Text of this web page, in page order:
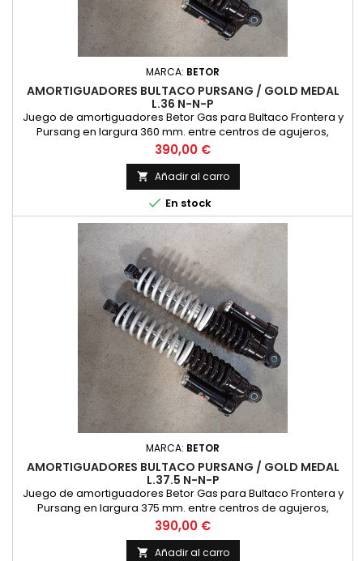
MARCA: BETOR
AMORTIGUADORES BULTACO PURSANG / GOLD MEDAL
L.36 N-N-P
Juego de amortiguadores Betor Gas para Bultaco Frontera y
Pursang en largura 360 mm. entre centros de agujeros,
acabado con cuerpo negro y un dos muelles cromados,
precio por pareja de amortiguadores.
Precio
390,00 €
 Añadir al carro
 En stock
MARCA: BETOR
AMORTIGUADORES BULTACO PURSANG / GOLD MEDAL
L.37.5 N-N-P
Juego de amortiguadores Betor Gas para Bultaco Frontera y
Pursang en largura 375 mm. entre centros de agujeros,
acabado con cuerpo negro y dos muelles, uno negro y el
otro plateado, precio por pareja de amortiguadores.
Precio
390,00 €
 Añadir al carro